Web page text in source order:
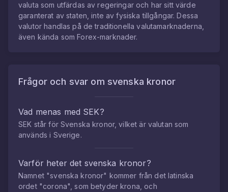
valuta som utfärdas av regeringar och har sitt värde
garanterat av staten, inte av fysiska tillgångar. Dessa
valutor handlas på de traditionella valutamarknaderna,
även kända som Forex-marknader.
Frågor och svar om svenska kronor
Vad menas med SEK?
SEK står för Svenska kronor, vilket är valutan som
används i Sverige.
Varför heter det svenska kronor?
Namnet "svenska kronor" kommer från det latinska
ordet "corona", som betyder krona, och